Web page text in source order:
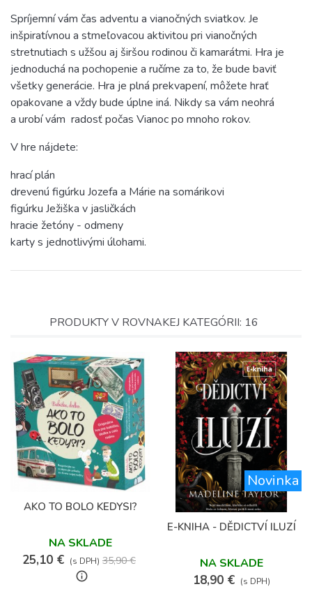
Spríjemní vám čas adventu a vianočných sviatkov. Je
inšpiratívnou a stmeľovacou aktivitou pri vianočných
stretnutiach s užšou aj širšou rodinou či kamarátmi. Hra je
jednoduchá na pochopenie a ručíme za to, že bude baviť
všetky generácie. Hra je plná prekvapení, môžete hrať
opakovane a vždy bude úplne iná. Nikdy sa vám neohrá
a urobí vám radosť počas Vianoc po mnoho rokov.
V hre nájdete:
hrací plán
drevenú figúrku Jozefa a Márie na somárikovi
figúrku Ježiška v jasličkách
hracie žetóny - odmeny
karty s jednotlivými úlohami.
PRODUKTY V ROVNAKEJ KATEGÓRII: 16
AKO TO BOLO KEDYSI?
NA SKLADE
25,10 € (s DPH) 35,90 €
info_outline
(67) Novinka
E-KNIHA - DĚDICTVÍ ILUZÍ
NA SKLADE
18,90 € (s DPH)
(1)